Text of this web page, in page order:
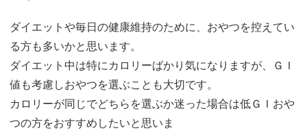
ダイエットや毎日の健康維持のために、おやつを控えてい
る方も多いかと思います。
ダイエット中は特にカロリーばかり気になりますが、ＧＩ
値も考慮しおやつを選ぶことも大切です。
カロリーが同じでどちらを選ぶか迷った場合は低ＧＩおや
つの方をおすすめしたいと思いま